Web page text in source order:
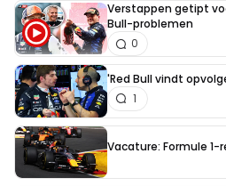
Verstappen getipt
Bull-problemen
0
'Red Bull vindt
1
Vacature: Formule 1-